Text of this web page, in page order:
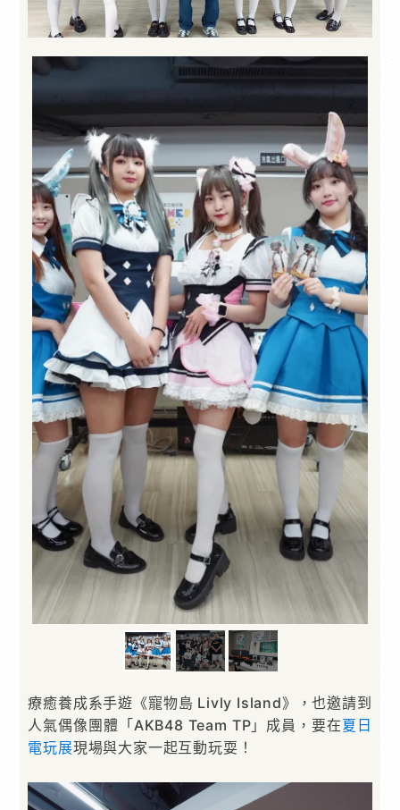
療癒養成系手遊《寵物島 Livly Island》，也邀請到
人氣偶像團體「AKB48 Team TP」成員，要在夏日
電玩展現場與大家一起互動玩耍！